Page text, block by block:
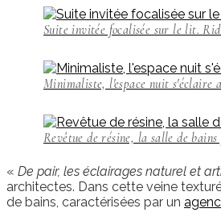
Suite invitée focalisée sur le lit.
Minimaliste, l'espace nuit s'éclaire
Revêtue de résine, la salle de
« De pair, les éclairages naturel et
architectes. Dans cette veine
de bains, caractérisées par un